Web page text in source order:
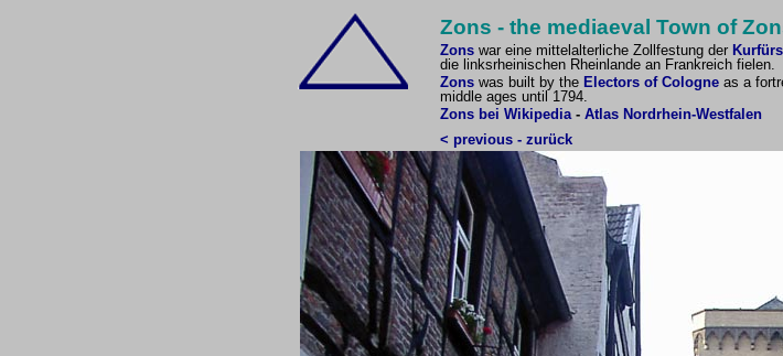
Zons - the mediaeval Town of
Zons war eine mittelalterliche Zollfestung der
die linksrheinischen Rheinlande an Frankreich fielen.
Zons was built by the Electors of Cologne as a
middle ages until 1794.
Zons bei Wikipedia- Atlas Nordrhein-Westfalen
< previous - zurück